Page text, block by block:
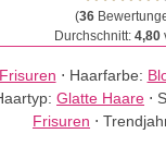
(36
Durchschnitt: 4,80
⋅ Haarfarbe:
Glatte Haare ⋅
Frisuren ⋅